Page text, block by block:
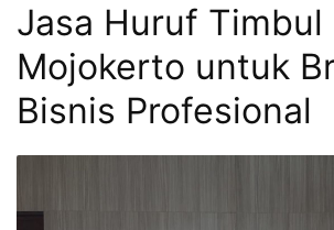
Jasa Huruf Timbul
Mojokerto untuk
Bisnis Profesional